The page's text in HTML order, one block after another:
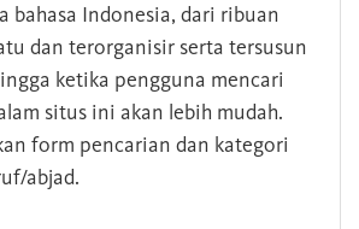
bahasa Indonesia, dari ribuan
dan terorganisir serta tersusun
ketika pengguna mencari
situs ini akan lebih mudah.
form pencarian dan kategori
abjad.